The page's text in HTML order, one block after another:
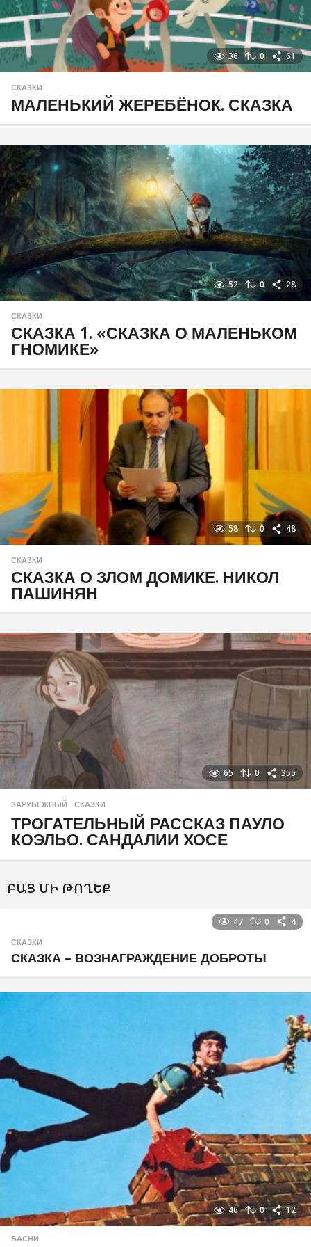
36 0 61
СКАЗКИ
МАЛЕНЬКИЙ ЖЕРЕБЁНОК. СКАЗКА
52 0 28
СКАЗКИ
СКАЗКА 1. «СКАЗКА О МАЛЕНЬКОМ
ГНОМИКЕ»
58 0 48
СКАЗКИ
СКАЗКА О ЗЛОМ ДОМИКЕ. НИКОЛ
ПАШИНЯН
65 0 355
ЗАРУБЕЖНЫЙ ,СКАЗКИ
ТРОГАТЕЛЬНЫЙ РАССКАЗ ПАУЛО
КОЭЛЬО. САНДАЛИИ ХОСЕ
ԲԱՑ ՄԻ ԹՈՂԵՔ
47 0 4
СКАЗКИ
СКАЗКА – ВОЗНАГРАЖДЕНИЕ ДОБРОТЫ
46 0 12
БАСНИ